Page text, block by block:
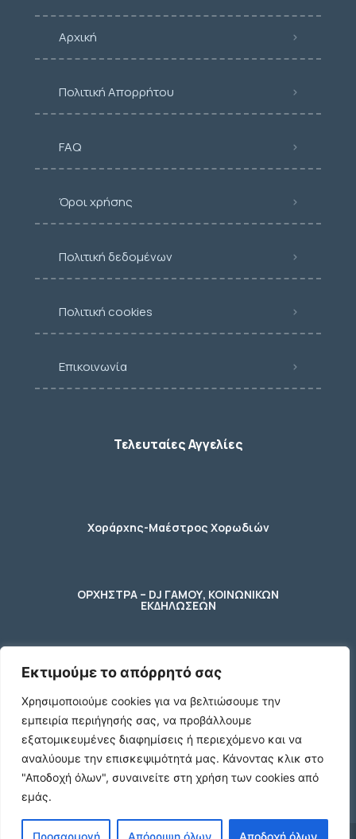
Εκτιμούμε το απόρρητό σας
Χρησιμοποιούμε cookies για να βελτιώσουμε την
εμπειρία περιήγησής σας, να προβάλλουμε
εξατομικευμένες διαφημίσεις ή περιεχόμενο και να
αναλύουμε την επισκεψιμότητά μας. Κάνοντας κλικ στο
"Αποδοχή όλων", συναινείτε στη χρήση των cookies από
εμάς.
Προσαρμογή Απόρριψη όλων Αποδοχή όλων
Αρχική
Πολιτική Απορρήτου
FAQ
Όροι χρήσης
Πολιτική δεδομένων
Πολιτική cookies
Επικοινωνία
Τελευταίες Αγγελίες
Χοράρχης-Μαέστρος Χορωδιών
ΟΡΧΗΣΤΡΑ – DJ ΓΑΜΟΥ, ΚΟΙΝΩΝΙΚΩΝ
ΕΚΔΗΛΩΣΕΩΝ
φύλακας – κηπουρος
2 Ποτήρια μπύρας ενός λίτρου (1 L)
γυάλινα με χερούλι
€10